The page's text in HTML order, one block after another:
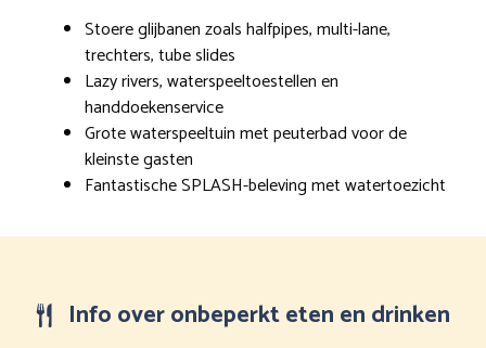
Stoere glijbanen zoals halfpipes, multi-lane,
trechters, tube slides
Lazy rivers, waterspeeltoestellen en
handdoekenservice
Grote waterspeeltuin met peuterbad voor de
kleinste gasten
Fantastische SPLASH-beleving met watertoezicht
Info over onbeperkt eten en drinken